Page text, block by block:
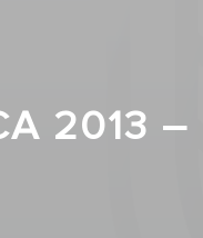
2013 –